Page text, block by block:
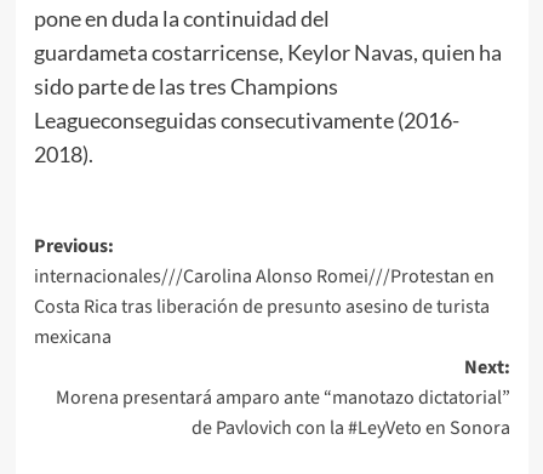
pone en duda la continuidad del
guardameta costarricense, Keylor Navas, quien ha
sido parte de las tres Champions
Leagueconseguidas consecutivamente (2016-
2018).
Post
navigation
Previous:
internacionales///Carolina Alonso Romei///Protestan en
Costa Rica tras liberación de presunto asesino de turista
mexicana
Next:
Morena presentará amparo ante “manotazo dictatorial”
de Pavlovich con la #LeyVeto en Sonora